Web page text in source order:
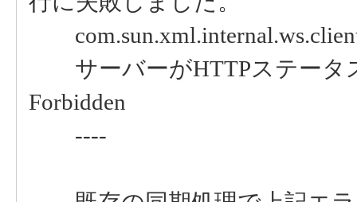
サーバーがHTTPステータ
Forbidden
----